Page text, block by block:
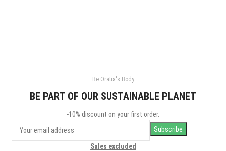
Be Oratia's Body
BE PART OF OUR SUSTAINABLE PLANET
-10% discount on your first order.
Sales excluded